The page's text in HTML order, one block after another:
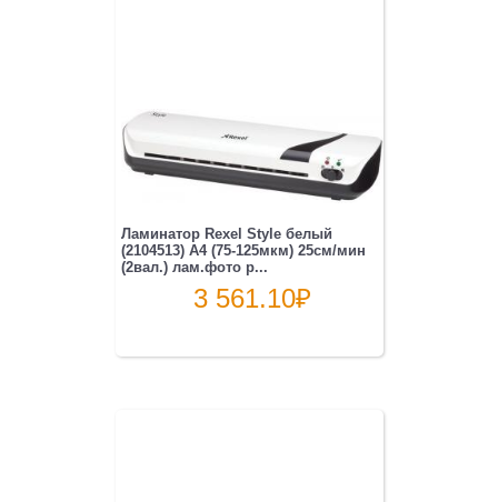
Ламинатор Rexel Style белый
(2104513) A4 (75-125мкм) 25см/мин
(2вал.) лам.фото р...
3 561.10₽